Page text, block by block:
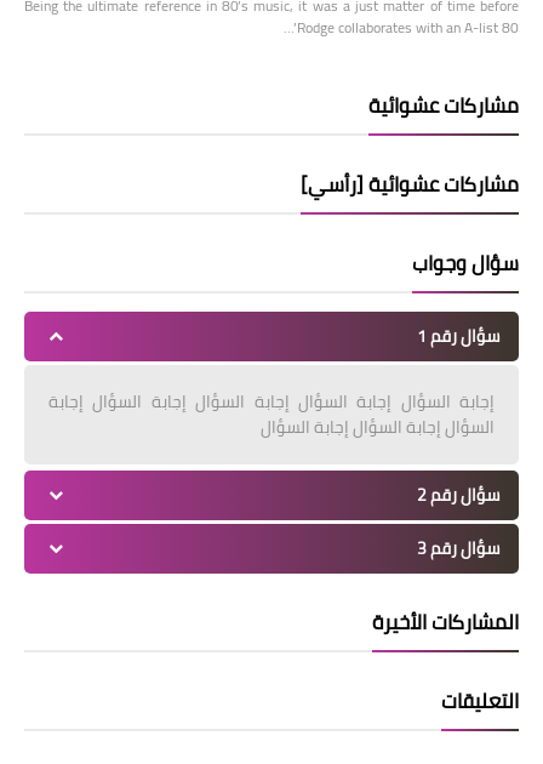
Rodge collaborates with an A-list 80’…
مشاركات عشوائية
مشاركات عشوائية [رأسي]
سؤال وجواب
سؤال رقم 1
إجابة السؤال إجابة السؤال إجابة السؤال إجابة السؤال إجابة
السؤال إجابة السؤال إجابة السؤال
سؤال رقم 2
سؤال رقم 3
المشاركات الأخيرة
التعليقات